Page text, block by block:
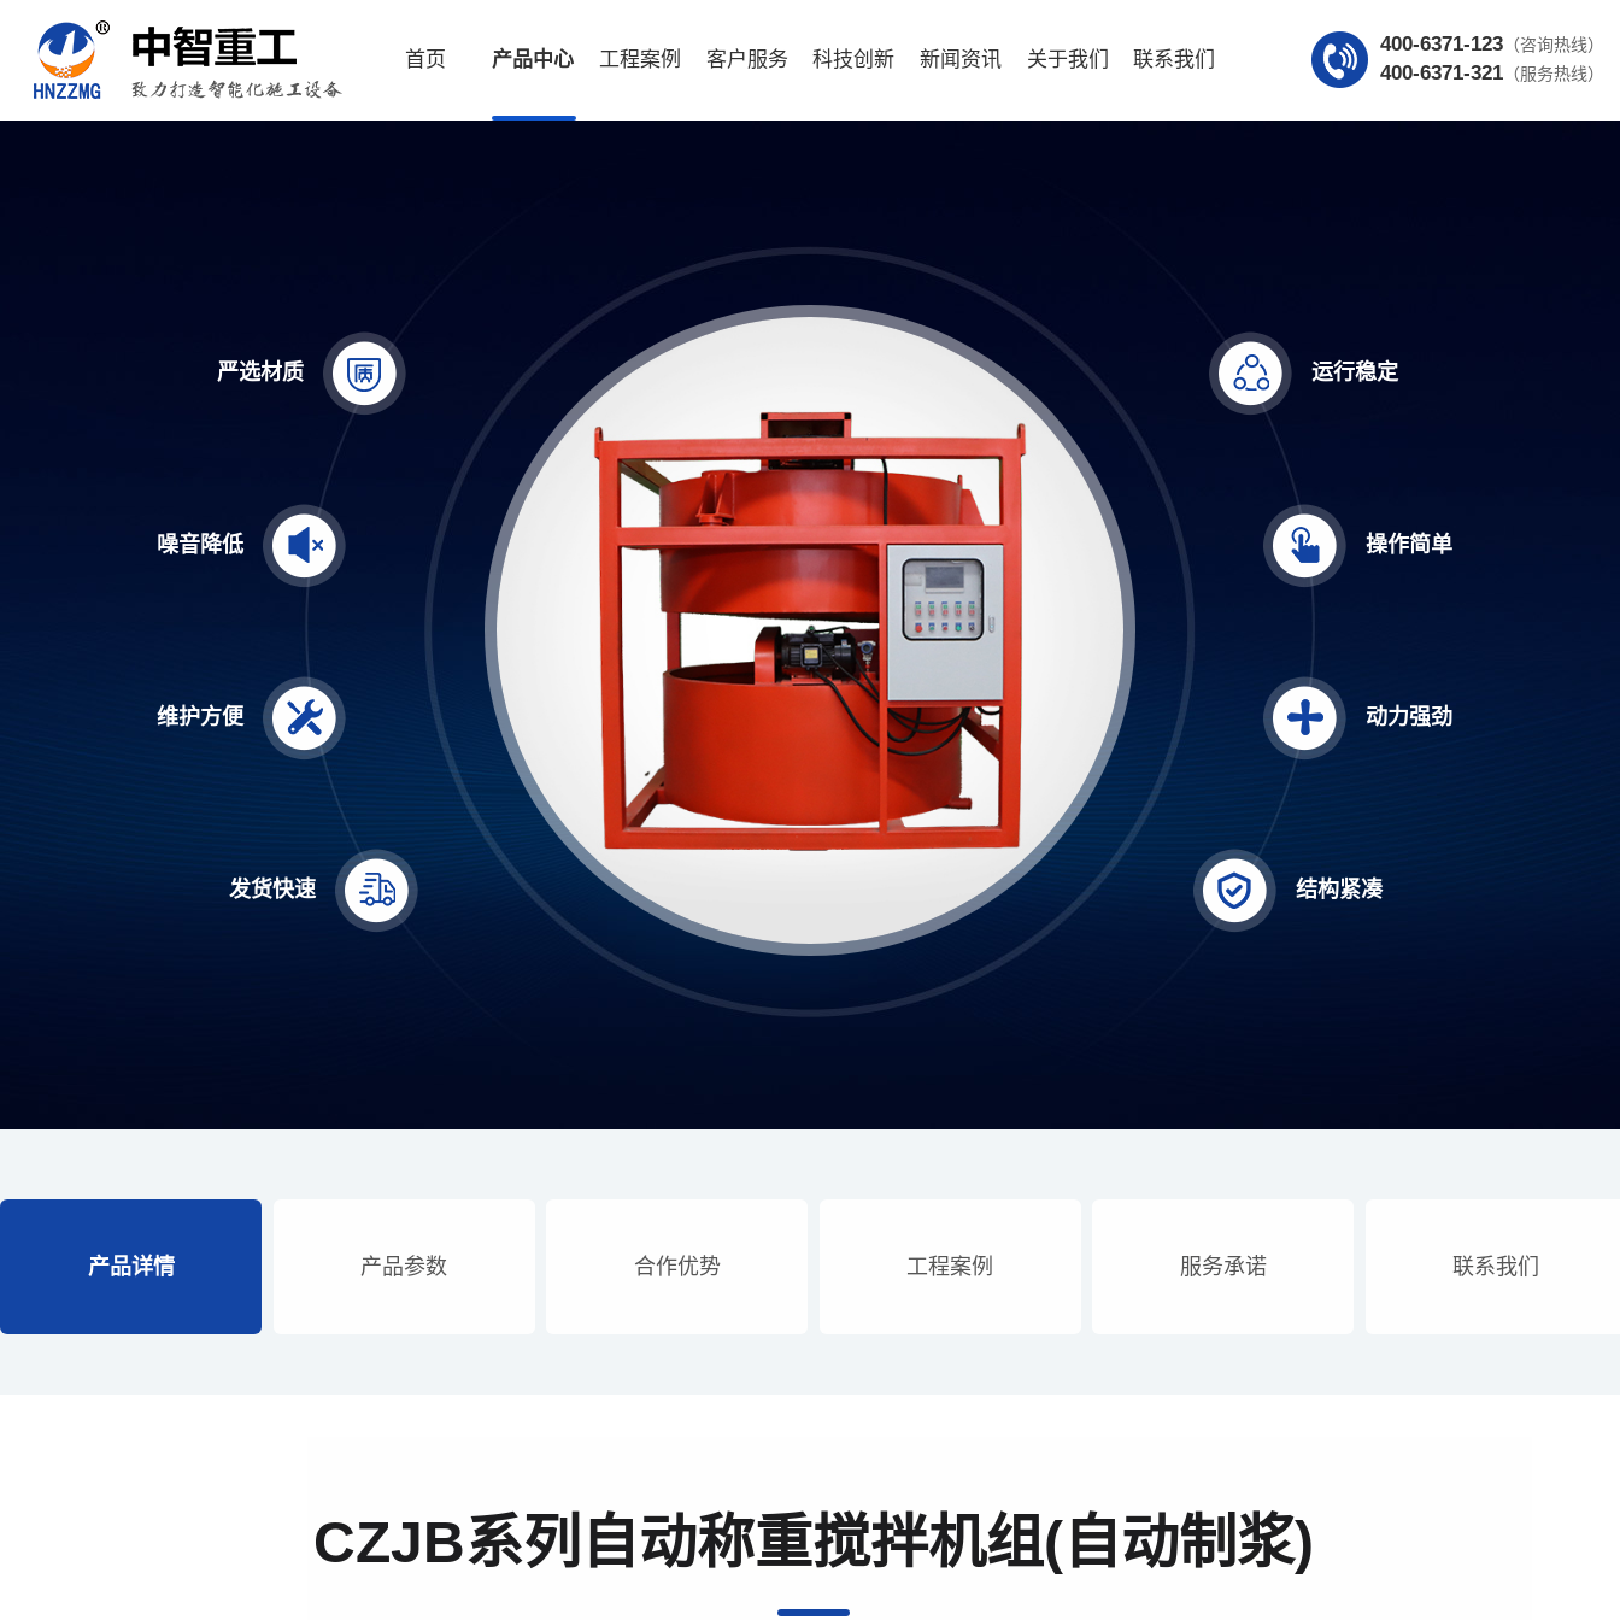
首页 产品中心 工程案例 客户服务 科技创新 新闻资讯 关于我们 联系我们
400-6371-123（咨询热线）
400-6371-321（服务热线）
严选材质
噪音降低
维护方便
发货快速
运行稳定
操作简单
动力强劲
结构紧凑
产品详情 产品参数 合作优势 工程案例 服务承诺 联系我们
CZJB系列自动称重搅拌机组(自动制浆)